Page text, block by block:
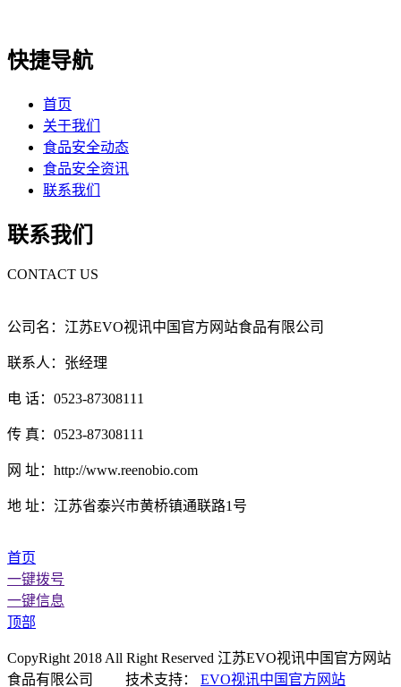
快捷导航
首页
关于我们
食品安全动态
食品安全资讯
联系我们
联系我们
CONTACT US
公司名：江苏EVO视讯中国官方网站食品有限公司
联系人：张经理
电 话：0523-87308111
传 真：0523-87308111
网 址：http://www.reenobio.com
地 址：江苏省泰兴市黄桥镇通联路1号
首页
一键拨号
一键信息
顶部
CopyRight 2018 All Right Reserved 江苏EVO视讯中国官方网站
食品有限公司 技术支持： EVO视讯中国官方网站